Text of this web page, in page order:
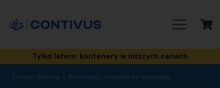
Tylko latem: kontenery w niższych cenach
Strona Główna | Kontenery morskie na sprzedaż